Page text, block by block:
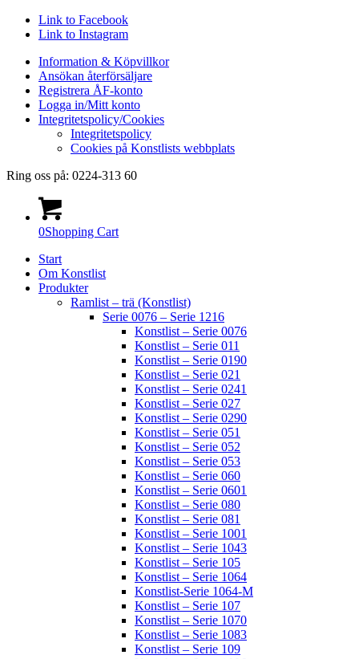
Link to Facebook
Link to Instagram
Information & Köpvillkor
Ansökan återförsäljare
Registrera ÅF-konto
Logga in/Mitt konto
Integritetspolicy/Cookies
Integritetspolicy
Cookies på Konstlists webbplats
Ring oss på: 0224-313 60
0Shopping Cart
Start
Om Konstlist
Produkter
Ramlist – trä (Konstlist)
Serie 0076 – Serie 1216
Konstlist – Serie 0076
Konstlist – Serie 011
Konstlist – Serie 0190
Konstlist – Serie 021
Konstlist – Serie 0241
Konstlist – Serie 027
Konstlist – Serie 0290
Konstlist – Serie 051
Konstlist – Serie 052
Konstlist – Serie 053
Konstlist – Serie 060
Konstlist – Serie 0601
Konstlist – Serie 080
Konstlist – Serie 081
Konstlist – Serie 1001
Konstlist – Serie 1043
Konstlist – Serie 105
Konstlist – Serie 1064
Konstlist-Serie 1064-M
Konstlist – Serie 107
Konstlist – Serie 1070
Konstlist – Serie 1083
Konstlist – Serie 109